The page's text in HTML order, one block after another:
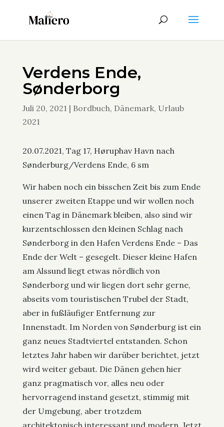
Verdens Ende,
Sønderborg
Juli 20, 2021 | Bordbuch, Dänemark, Urlaub
2021
20.07.2021, Tag 17, Høruphav Havn nach
Sønderburg/Verdens Ende, 6 sm
Wir haben noch ein bisschen Zeit bis zum Ende
unserer zweiten Etappe und wir wollen noch
einen Tag in Dänemark bleiben, also sind wir
kurzentschlossen den kleinen Schlag nach
Sønderborg in den Hafen Verdens Ende – Das
Ende der Welt – gesegelt. Dieser kleine Hafen
am Alssund liegt etwas nördlich von
Sønderborg und wir liegen dort sehr gerne,
abseits vom touristischen Trubel der Stadt,
aber in fußläufiger Entfernung zur
Innenstadt. Im Norden von Sønderburg ist ein
ganz neues Stadtviertel entstanden. Schon
letztes Jahr haben wir darüber berichtet, jetzt
wird weiter gebaut. Die Dänen gehen hier
ganz pragmatisch vor, alles neu oder
hervorragend instand gesetzt, stimmig mit
der Umgebung, aber trotzdem
architektonisch interessant und modern. Jetzt